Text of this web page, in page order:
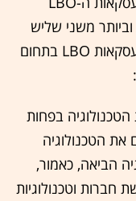
משני שליש
הנהלות החברות היו חלק מהרוכשים. עסקאות LBO בתחום
בפחות
את הטכנולוגיה
הביאה, כאמור,
חברות וטכנולוגיות